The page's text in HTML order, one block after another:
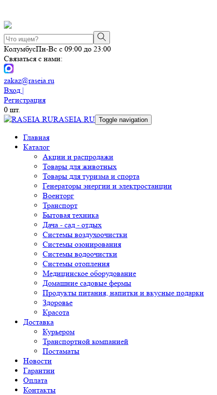
КолумбусПн-Вс с 09:00 до 23:00
Связаться с нами:
zakaz@raseia.ru
Вход |
Регистрация
0 шт.
RASEIA.RU Toggle navigation
Главная
Каталог
Акции и распродажи
Товары для животных
Товары для туризма и спорта
Генераторы энергии и электростанции
Военторг
Транспорт
Бытовая техника
Дача - сад - отдых
Системы воздухоочистки
Системы озонирования
Системы водоочистки
Системы отопления
Медицинское оборудование
Домашние садовые фермы
Продукты питания, напитки и вкусные подарки
Здоровье
Красота
Доставка
Курьером
Транспортной компанией
Постаматы
Новости
Гарантии
Оплата
Контакты